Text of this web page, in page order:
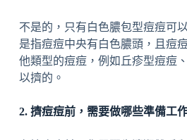
不是的，只有白色膿包型痘痘可
是指痘痘中央有白色膿頭，且痘
他類型的痘痘，例如丘疹型痘痘
以擠的。
2. 擠痘痘前，需要做哪些準備工